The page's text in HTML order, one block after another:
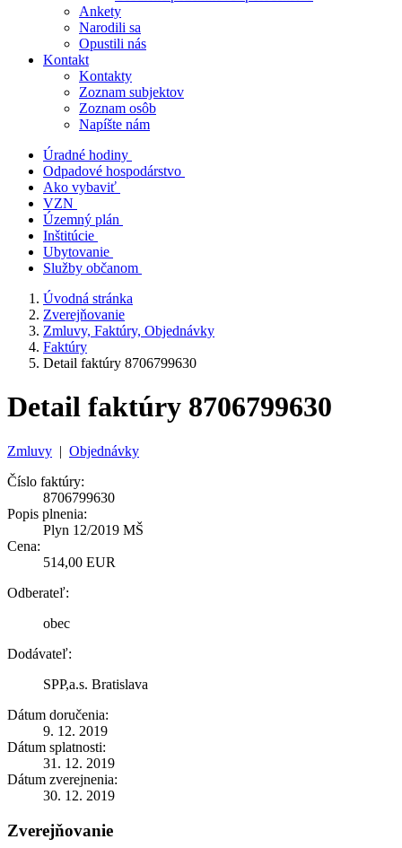
Ankety
Narodili sa
Opustili nás
Kontakt
Kontakty
Zoznam subjektov
Zoznam osôb
Napíšte nám
Úradné hodiny
Odpadové hospodárstvo
Ako vybaviť
VZN
Územný plán
Inštitúcie
Ubytovanie
Služby občanom
Úvodná stránka
Zverejňovanie
Zmluvy, Faktúry, Objednávky
Faktúry
Detail faktúry 8706799630
Detail faktúry 8706799630
Zmluvy | Objednávky
Číslo faktúry:
8706799630
Popis plnenia:
Plyn 12/2019 MŠ
Cena:
514,00 EUR
Odberateľ:
obec
Dodávateľ:
SPP,a.s. Bratislava
Dátum doručenia:
9. 12. 2019
Dátum splatnosti:
31. 12. 2019
Dátum zverejnenia:
30. 12. 2019
Zverejňovanie